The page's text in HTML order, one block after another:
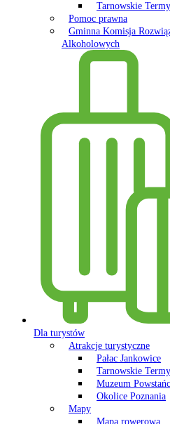
Tarnowskie Termy
Pomoc prawna
Gminna Komisja
Alkoholowych
Dla turystów
Atrakcje turystyczne
Pałac Jankowice
Tarnowskie Termy
Muzeum
Okolice Poznania
Mapy
Mapa rowerowa